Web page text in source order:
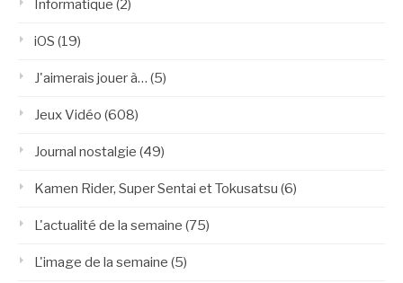
Informatique (2)
iOS (19)
J'aimerais jouer à… (5)
Jeux Vidéo (608)
Journal nostalgie (49)
Kamen Rider, Super Sentai et Tokusatsu (6)
L'actualité de la semaine (75)
L'image de la semaine (5)